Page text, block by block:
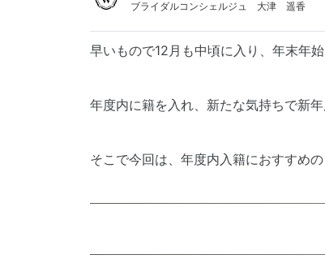
ブライダルコンシェルジュ 大津 遥香
早いもので12月も中頃に入り、年末年
年度内に籍を入れ、新たな気持ちで新
そこで今回は、年度内入籍におすすめ